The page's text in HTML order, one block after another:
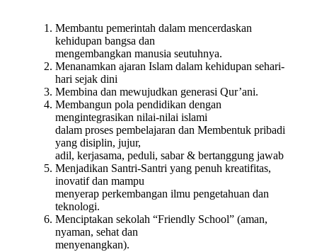
Membantu pemerintah dalam mencerdaskan
kehidupan bangsa dan
mengembangkan manusia seutuhnya.
Menanamkan ajaran Islam dalam kehidupan sehari-
hari sejak dini
Membina dan mewujudkan generasi Qur’ani.
Membangun pola pendidikan dengan
mengintegrasikan nilai-nilai islami
dalam proses pembelajaran dan Membentuk pribadi
yang disiplin, jujur,
adil, kerjasama, peduli, sabar & bertanggung jawab
Menjadikan Santri-Santri yang penuh kreatifitas,
inovatif dan mampu
menyerap perkembangan ilmu pengetahuan dan
teknologi.
Menciptakan sekolah “Friendly School” (aman,
nyaman, sehat dan
menyenangkan).